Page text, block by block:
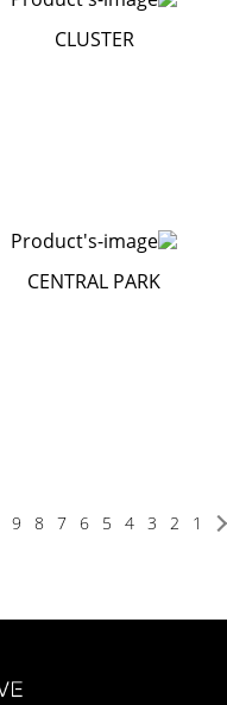
CLUSTER
CENTRAL PARK
1
2
3
4
5
6
7
8
9